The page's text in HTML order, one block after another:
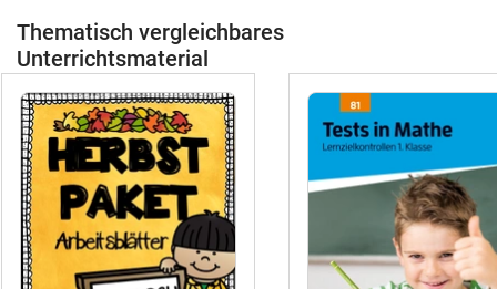
Thematisch vergleichbares
Unterrichtsmaterial